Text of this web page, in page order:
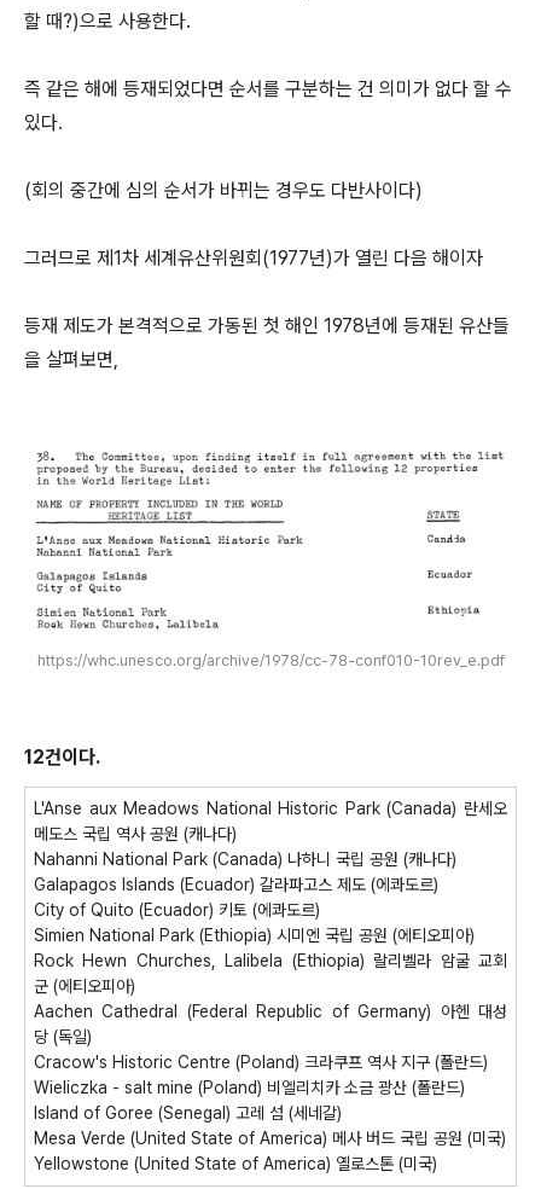
할 때?)으로 사용한다.
즉 같은 해에 등재되었다면 순서를 구분하는 건 의미가 없다 할 수
있다.
(회의 중간에 심의 순서가 바뀌는 경우도 다반사이다)
그러므로 제1차 세계유산위원회(1977년)가 열린 다음 해이자
등재 제도가 본격적으로 가동된 첫 해인 1978년에 등재된 유산들
을 살펴보면,
https://whc.unesco.org/archive/1978/cc-78-conf010-10rev_e.pdf
12건이다.
L'Anse aux Meadows National Historic Park (Canada) 란세오
메도스 국립 역사 공원 (캐나다)
Nahanni National Park (Canada) 나하니 국립 공원 (캐나다)
Galapagos Islands (Ecuador) 갈라파고스 제도 (에콰도르)
City of Quito (Ecuador) 키토 (에콰도르)
Simien National Park (Ethiopia) 시미엔 국립 공원 (에티오피아)
Rock Hewn Churches, Lalibela (Ethiopia) 랄리벨라 암굴 교회
군 (에티오피아)
Aachen Cathedral (Federal Republic of Germany) 아헨 대성
당 (독일)
Cracow's Historic Centre (Poland) 크라쿠프 역사 지구 (폴란드)
Wieliczka - salt mine (Poland) 비엘리치카 소금 광산 (폴란드)
Island of Goree (Senegal) 고레 섬 (세네갈)
Mesa Verde (United State of America) 메사 버드 국립 공원 (미국)
Yellowstone (United State of America) 옐로스톤 (미국)